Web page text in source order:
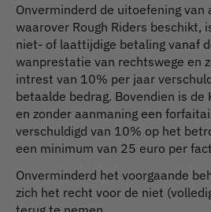
Onverminderd de uitoefening van
waarover Rough Riders beschikt,
niet- of laattijdige betaling vanaf
wanprestatie van rechtswege en
intrest van 10% per jaar
betaalde bedrag. Bovendien is de
en zonder aanmaning een
verschuldigd van 10% op het
een minimum van 25 euro per
Onverminderd het voorgaande
zich het recht voor de niet